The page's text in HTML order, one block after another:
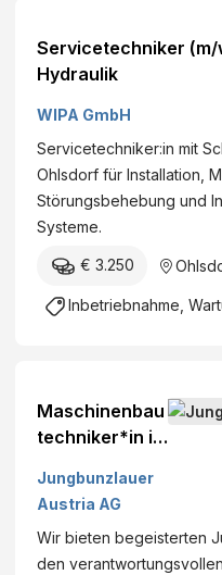
Servicetechniker
Hydraulik
WIPA GmbH
Servicetechniker:in mit
Ohlsdorf für Installation,
Störungsbehebung und
Systeme.
€ 3.250
Inbetriebnahme,
Maschinenbau
techniker*in im
Anlagen- und
Betriebstechni
k
Jungbunzlauer
Austria AG
Wir bieten begeisterten
den